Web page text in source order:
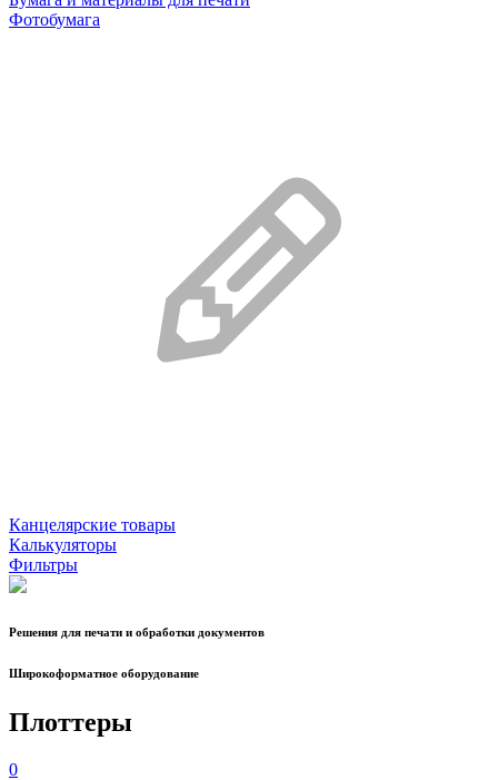
Фотобумага
Канцелярские товары
Калькуляторы
Фильтры
Решения для печати и обработки документов
Широкоформатное оборудование
Плоттеры
0